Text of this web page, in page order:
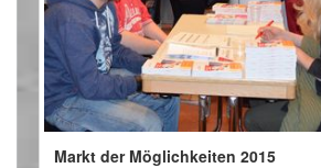
Markt der Möglichkeiten 2015